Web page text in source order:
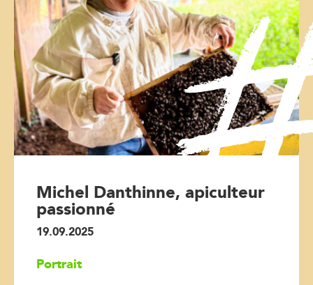
Michel Danthinne, apiculteur
passionné
19.09.2025
Portrait